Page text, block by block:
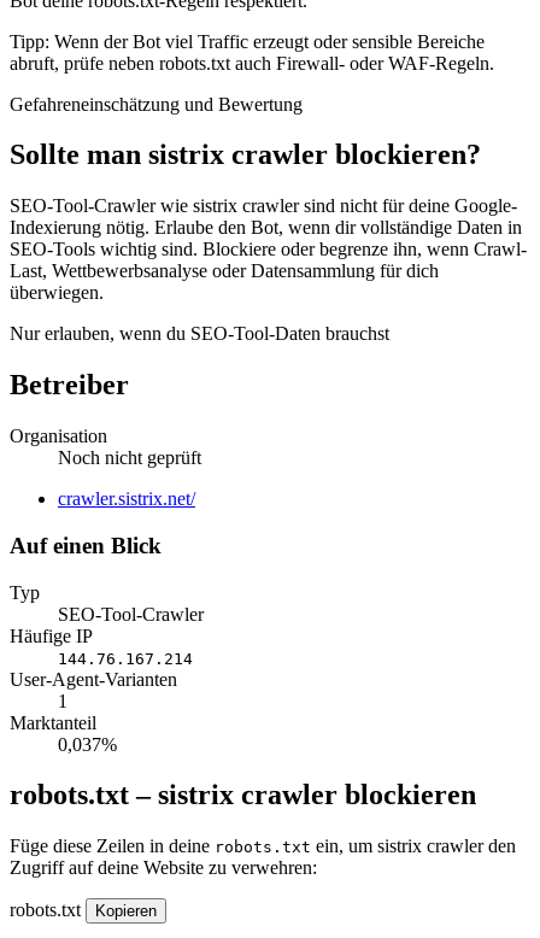
Tipp: Wenn der Bot viel Traffic erzeugt oder sensible Bereiche
abruft, prüfe neben robots.txt auch Firewall- oder WAF-Regeln.
Gefahreneinschätzung und Bewertung
Sollte man sistrix crawler blockieren?
SEO-Tool-Crawler wie sistrix crawler sind nicht für deine Google-
Indexierung nötig. Erlaube den Bot, wenn dir vollständige Daten in
SEO-Tools wichtig sind. Blockiere oder begrenze ihn, wenn Crawl-
Last, Wettbewerbsanalyse oder Datensammlung für dich
überwiegen.
Nur erlauben, wenn du SEO-Tool-Daten brauchst
Betreiber
Organisation
Noch nicht geprüft
Website
crawler.sistrix.net/
Auf einen Blick
Typ
SEO-Tool-Crawler
Häufige IP
144.76.167.214
User-Agent-Varianten
1
Marktanteil
0,037%
robots.txt – sistrix crawler blockieren
Füge diese Zeilen in deine robots.txt ein, um sistrix crawler den
Zugriff auf deine Website zu verwehren:
robots.txt Kopieren